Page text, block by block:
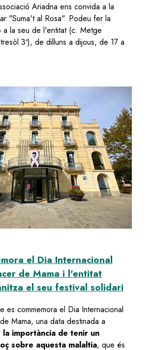
Ariadna ens convida a la
"Suma't al Rosa". Podeu fer la
a la seu de l'entitat (c. Metge
3ª), de dilluns a dijous, de 17 a
el Dia Internacional
de Mama i l'entitat
el seu festival solidari
es commemora el Dia Internacional
Mama, una data destinada a
la importància de tenir un
sobre aquesta malaltia, que és